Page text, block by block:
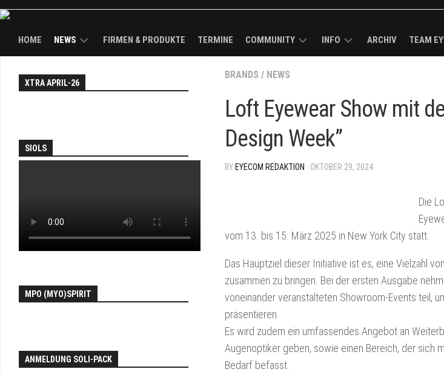
HOME NEWS
NEWS
FIRMEN & PRODUKTE TERMINE COMMUNITY
EYECOM
THROUGH
FAIR
ANMELDUNG
SOLI-
EYECOM-
THE
EYEWEAR
FORUM
MAGAZINE
TEF
INFO
MEDIADATEN
IMPRESSUM
ARCHIV TEAM
BRANDS / NEWS
Loft Eyewear Show mit
Design Week”
BY EYECOM REDAKTION · OKTOBER 29, 2024
Die
vom 13. bis 15. März 2025 in New York City statt.
Das Hauptziel dieser Initiative ist es, eine Vielzahl
zusammen zu bringen. Bei der ersten Ausgabe
voneinander veranstalteten Showroom-Events teil,
präsentieren.
Es wird zudem ein umfassendes Angebot an
Augenoptiker geben, sowie einen Bereich, der sich
Bedarf befasst.
XTRA APRIL-26
SIOLS
MPO (MYO)SPIRIT
ANMELDUNG SOLI-PACK